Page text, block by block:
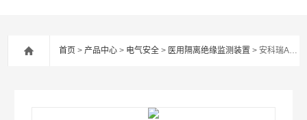
首页 >产品中心 > 电气安全 > 医用隔离绝缘监测装置 > 安科瑞AIM-M200重症监护手术室绝缘监测仪